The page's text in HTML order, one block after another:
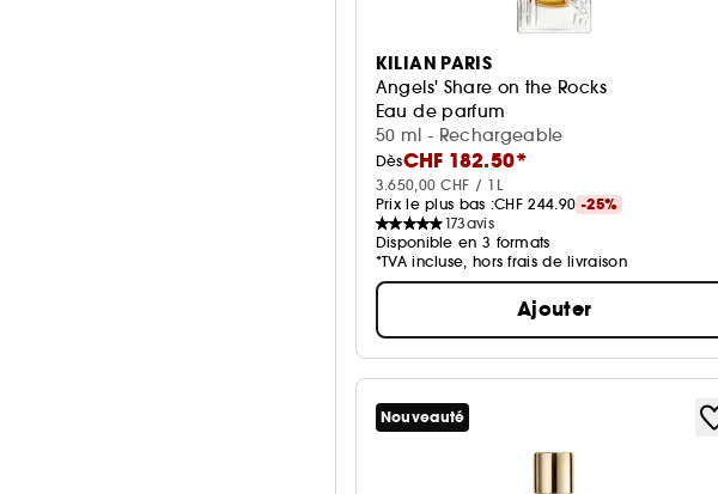
KILIAN PARIS
Angels' Share on the Rocks
Eau de parfum
50 ml - Rechargeable
DèsCHF 182.50*
3.650,00 CHF / 1L
Prix le plus bas :CHF 244.90 -25%
173avis
Disponible en 3 formats
*TVA incluse, hors frais de livraison
Ajouter
Nouveauté